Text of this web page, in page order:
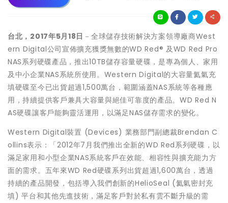
台北， 2017年5月18日 －全球儲存技術解決方案領導廠商West
ern Digital公司宣佈擴充獲獎無數的WD Red® 及WD Red Pro
NAS系列硬碟產品，推出10TB儲存容量硬碟，是專為個人、家用
及中小企業NAS系統所使用。Western Digital的大容量氦氣充
填硬碟至今已出貨超過1,500萬台，範圍涵蓋NAS系統等各種應
用，持續提供客戶兼具大容量與絕佳可靠度的產品。WD Red N
AS硬碟讓客戶能夠靈活運用，以滿足NAS儲存需求的變化。
Western Digital裝置 (Devices) 業務部門副總裁Brendan C
ollins表示：「2012年7月我們推出全新的WD Red系列硬碟，以
滿足家用和小型企業NAS系統客戶在效能、相容性與擴充能力方
面的需求。五年來WD Red硬碟系列出貨超過1,600萬台，透過
持續的產品開發，包括導入我們創新的HelioSeal (氦氣密封充
填) 平台和其他先進技術，滿足客戶對於私有雲不斷升級的需